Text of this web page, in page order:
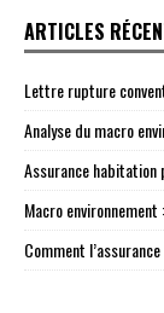
ARTICLES
Lettre rupture
Analyse du macro
Assurance habitation
Macro
Comment